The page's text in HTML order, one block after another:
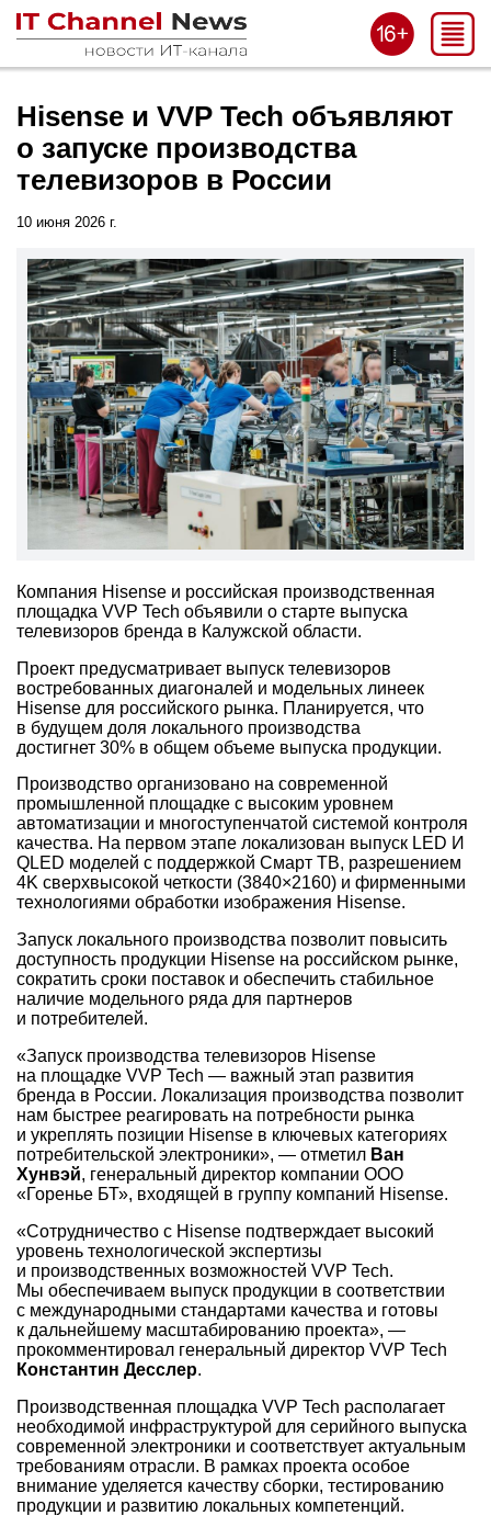
Hisense и VVP Tech объявляют
о запуске производства
телевизоров в России
10 июня 2026 г.
Компания Hisense и российская производственная
площадка VVP Tech объявили о старте выпуска
телевизоров бренда в Калужской области.
Проект предусматривает выпуск телевизоров
востребованных диагоналей и модельных линеек
Hisense для российского рынка. Планируется, что
в будущем доля локального производства
достигнет 30% в общем объеме выпуска продукции.
Производство организовано на современной
промышленной площадке с высоким уровнем
автоматизации и многоступенчатой системой контроля
качества. На первом этапе локализован выпуск LED И
QLED моделей с поддержкой Смарт ТВ, разрешением
4K сверхвысокой четкости (3840×2160) и фирменными
технологиями обработки изображения Hisense.
Запуск локального производства позволит повысить
доступность продукции Hisense на российском рынке,
сократить сроки поставок и обеспечить стабильное
наличие модельного ряда для партнеров
и потребителей.
«Запуск производства телевизоров Hisense
на площадке VVP Tech — важный этап развития
бренда в России. Локализация производства позволит
нам быстрее реагировать на потребности рынка
и укреплять позиции Hisense в ключевых категориях
потребительской электроники», — отметил Ван
Хунвэй, генеральный директор компании ООО
«Горенье БТ», входящей в группу компаний Hisense.
«Сотрудничество с Hisense подтверждает высокий
уровень технологической экспертизы
и производственных возможностей VVP Tech.
Мы обеспечиваем выпуск продукции в соответствии
с международными стандартами качества и готовы
к дальнейшему масштабированию проекта», —
прокомментировал генеральный директор VVP Tech
Константин Десслер.
Производственная площадка VVP Tech располагает
необходимой инфраструктурой для серийного выпуска
современной электроники и соответствует актуальным
требованиям отрасли. В рамках проекта особое
внимание уделяется качеству сборки, тестированию
продукции и развитию локальных компетенций.